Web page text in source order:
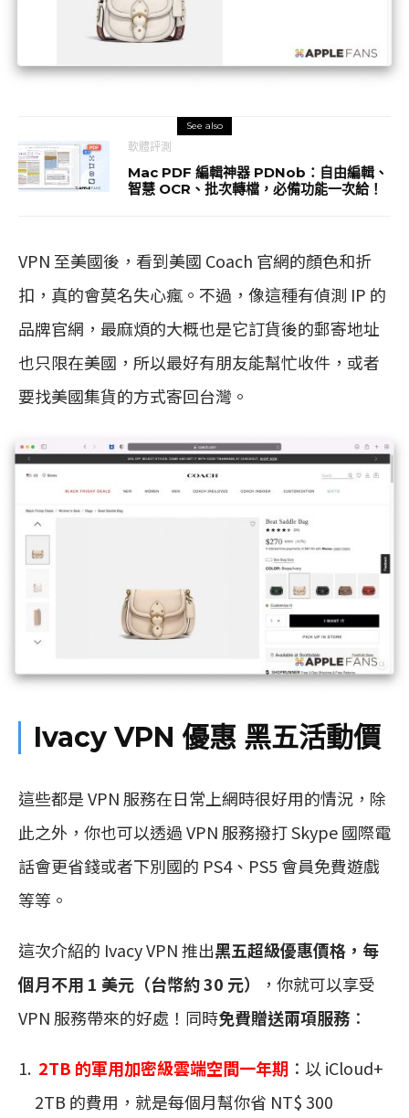
See also
軟體評測
Mac PDF 編輯神器 PDNob：自由編輯、
智慧 OCR、批次轉檔，必備功能一次給！
VPN 至美國後，看到美國 Coach 官網的顏色和折
扣，真的會莫名失心瘋。不過，像這種有偵測 IP 的
品牌官網，最麻煩的大概也是它訂貨後的郵寄地址
也只限在美國，所以最好有朋友能幫忙收件，或者
要找美國集貨的方式寄回台灣。
Ivacy VPN 優惠 黑五活動價
這些都是 VPN 服務在日常上網時很好用的情況，除
此之外，你也可以透過 VPN 服務撥打 Skype 國際電
話會更省錢或者下別國的 PS4、PS5 會員免費遊戲
等等。
這次介紹的 Ivacy VPN 推出黑五超級優惠價格，每
個月不用 1 美元（台幣約 30 元）
，你就可以享受
VPN 服務帶來的好處！同時免費贈送兩項服務 ：
2TB 的軍用加密級雲端空間一年期 ：以 iCloud+
2TB 的費用，就是每個月幫你省 NT$ 300